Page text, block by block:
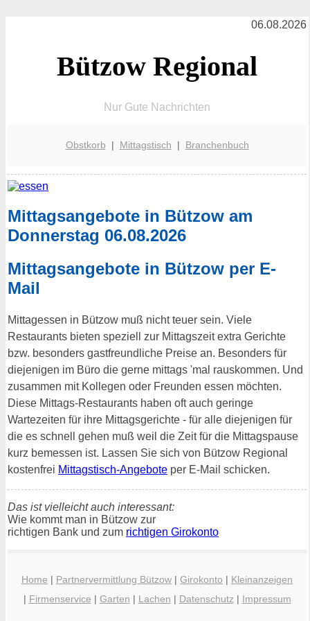
06.08.2026
Bützow Regional
Nur Gute Nachrichten
Obstkorb | Mittagstisch | Branchenbuch
Mittagsangebote in Bützow am
Donnerstag 06.08.2026
Mittagsangebote in Bützow per E-
Mail
Mittagessen in Bützow muß nicht teuer sein. Viele
Restaurants bieten speziell zur Mittagszeit extra Gerichte
bzw. besonders gastfreundliche Preise an. Besonders für
diejenigen im Büro die gerne mittags 'mal rauskommen. Und
zusammen mit Kollegen oder Freunden essen möchten.
Diese Mittags-Restaurants haben oft auch geringe
Wartezeiten für ihre Mittagsgerichte - für alle diejenigen für
die es schnell gehen muß weil die Zeit für die Mittagspause
kurz bemessen ist. Lassen Sie sich von Bützow Regional
kostenfrei Mittagstisch-Angebote per E-Mail schicken.
Das ist vielleicht auch interessant:
Wie kommt man in Bützow zur
richtigen Bank und zum richtigen Girokonto
Home | Partnervermittlung Bützow | Girokonto | Kleinanzeigen
| Firmenservice | Garten | Lachen | Datenschutz| Impressum